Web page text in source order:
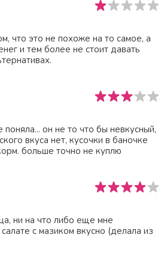
что это не похоже на то самое, а
и тем более не стоит давать
он не то что бы невкусный,
вкуса нет, кусочки в баночке
больше точно не куплю
ни на что либо еще мне
с мазиком вкусно (делала из